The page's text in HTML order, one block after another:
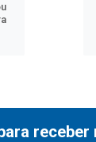
receber